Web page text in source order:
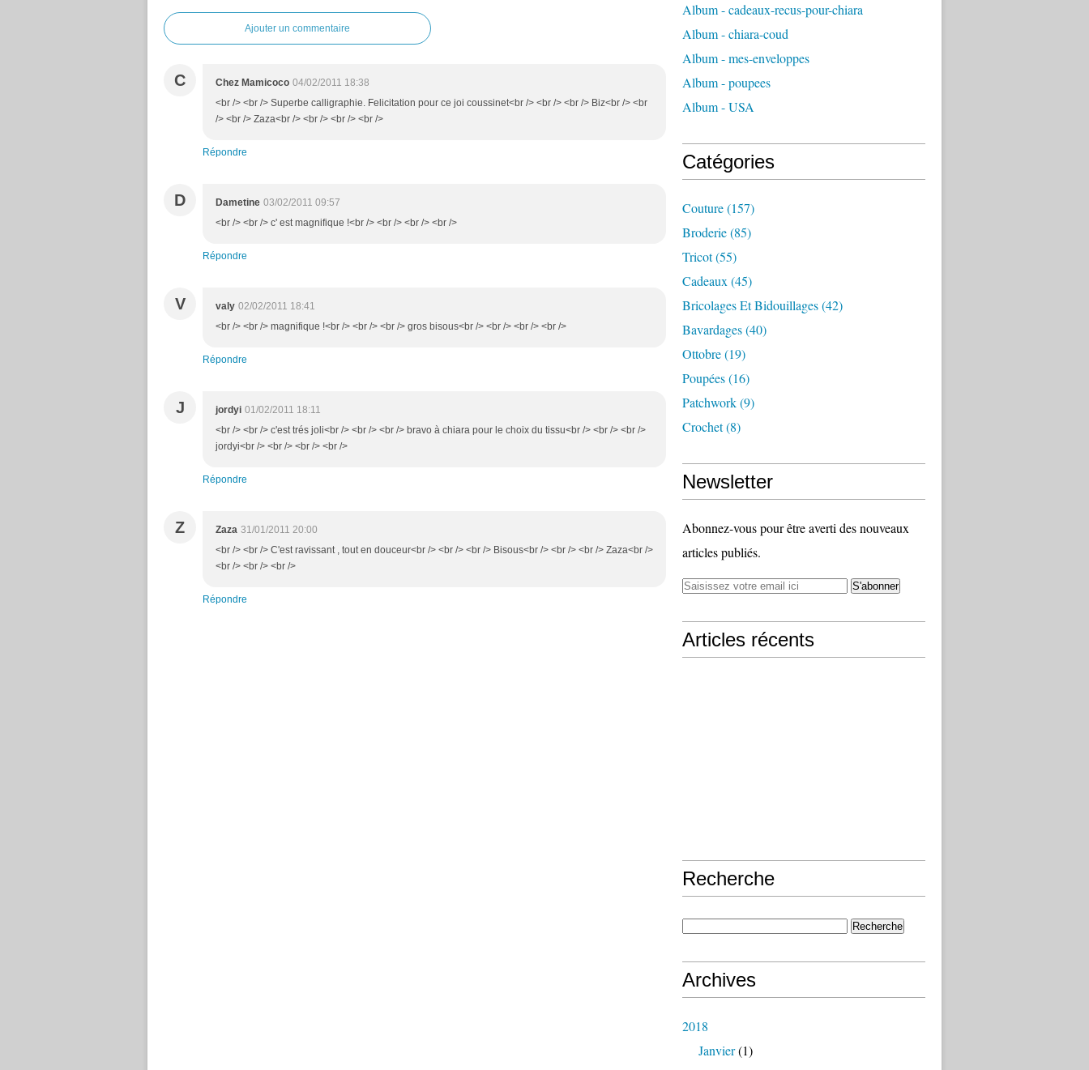
Ajouter un commentaire
C Chez Mamicoco 04/02/2011 18:38
<br /> <br /> Superbe calligraphie. Felicitation pour ce joi coussinet<br /> <br /> <br /> Biz<br /> <br
/> <br /> Zaza<br /> <br /> <br /> <br />
Répondre
D Dametine 03/02/2011 09:57
<br /> <br /> c' est magnifique !<br /> <br /> <br /> <br />
Répondre
V valy 02/02/2011 18:41
<br /> <br /> magnifique !<br /> <br /> <br /> gros bisous<br /> <br /> <br /> <br />
Répondre
J jordyi 01/02/2011 18:11
<br /> <br /> c'est trés joli<br /> <br /> <br /> bravo à chiara pour le choix du tissu<br /> <br /> <br />
jordyi<br /> <br /> <br /> <br />
Répondre
Z Zaza 31/01/2011 20:00
<br /> <br /> C'est ravissant , tout en douceur<br /> <br /> <br /> Bisous<br /> <br /> <br /> Zaza<br />
<br /> <br /> <br />
Répondre
Album - cadeaux-recus-pour-chiara
Album - chiara-coud
Album - mes-enveloppes
Album - poupees
Album - USA
Catégories
Couture(157)
Broderie(85)
Tricot(55)
Cadeaux (45)
Bricolages Et Bidouillages(42)
Bavardages(40)
Ottobre(19)
Poupées(16)
Patchwork(9)
Crochet(8)
Newsletter
Abonnez-vous pour être averti des nouveaux
articles publiés.
Articles récents
Recherche
Archives
2018
Janvier(1)